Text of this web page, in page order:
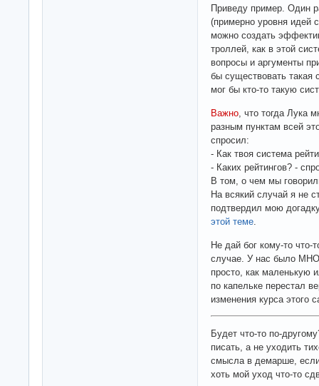
Приведу пример. Один
(примерно уровня идей
можно создать
троллей, как в этой
вопросы и аргументы
бы существовать такая
мог бы кто-то такую
Важно , что тогда Лука
разным пунктам всей
спросил:
- Как твоя система
- Каких рейтингов? -
В том, о чем мы
На всякий случай я не
подтвердил мою
этой теме
Не дай бог кому-то
случае. У нас было
просто, как маленькую
по капельке перестал
изменения курса этого
Будет что-то по-
писать, а не уходить
смысла в демарше,
хоть мой уход что-то